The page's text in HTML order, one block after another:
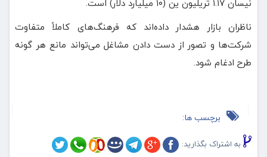
نیسان ۱.۱۷ تریلیون ین (۱۰ میلیارد دلار) است.
ناظران بازار هشدار داده‌اند که فرهنگ‌های کاملاً متفاوت
شرکت‌ها و تصور از دست دادن مشاغل می‌تواند مانع هر گونه
طرح ادغام شود.
برچسب ها:
به اشتراک بگذارید: